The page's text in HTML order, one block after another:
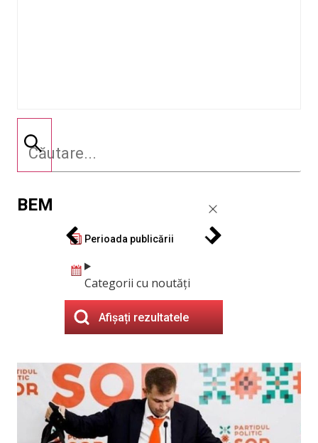
BEM
Perioada publicării
Categorii cu noutăți
Afișați rezultatele